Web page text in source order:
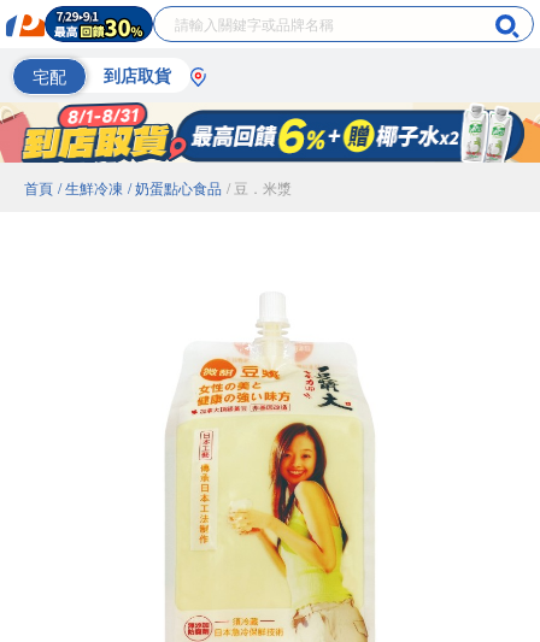
宅配 到店取貨
首頁 / 生鮮冷凍 / 奶蛋點心食品 / 豆．米漿